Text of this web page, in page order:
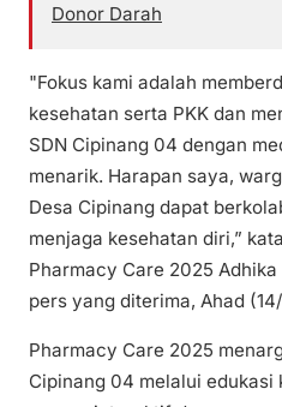
Donor Darah
"Fokus kami adalah
kesehatan serta PKK dan
SDN Cipinang 04 dengan
menarik. Harapan saya,
Desa Cipinang dapat
menjaga kesehatan diri,”
Pharmacy Care 2025
pers yang diterima, Ahad
Pharmacy Care 2025
Cipinang 04 melalui edukasi